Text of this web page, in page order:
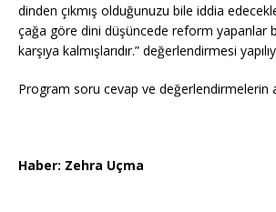
dinden çıkmış olduğunuzu bile iddia
çağa göre dini düşüncede reform yapanlar
karşıya kalmışlarıdır.” değerlendirmesi
Program soru cevap ve değerlendirmelerin
Haber: Zehra Uçma